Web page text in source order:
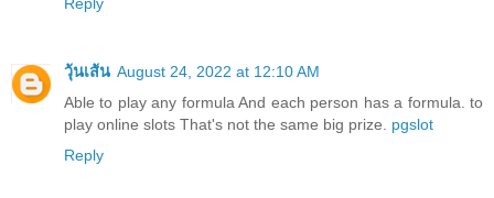
Reply
วุ้นเส้น August 24, 2022 at 12:10 AM
Able to play any formula And each person has a formula. to
play online slots That's not the same big prize. pgslot
Reply